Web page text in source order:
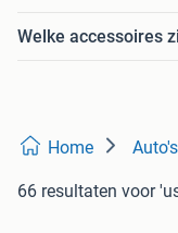
Welke accessoires
Home Auto's
66 resultaten voor